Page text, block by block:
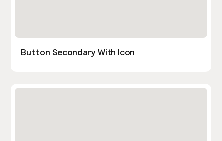
Button Secondary With Icon